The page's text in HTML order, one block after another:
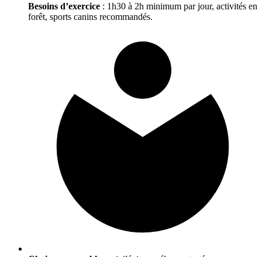
Besoins d’exercice : 1h30 à 2h minimum par jour, activités en
forêt, sports canins recommandés.